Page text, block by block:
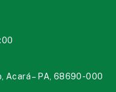
Acará – PA, 68690-000